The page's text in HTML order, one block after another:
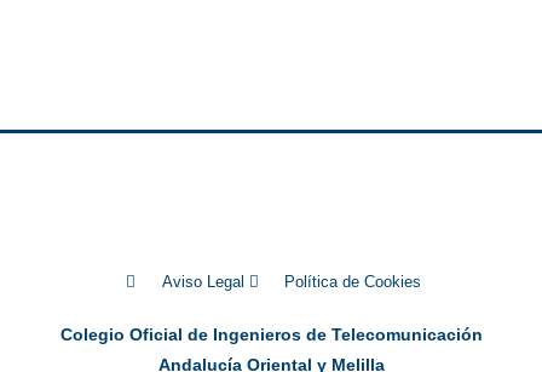
Aviso Legal Política de Cookies
Colegio Oficial de Ingenieros de Telecomunicación
Andalucía Oriental y Melilla